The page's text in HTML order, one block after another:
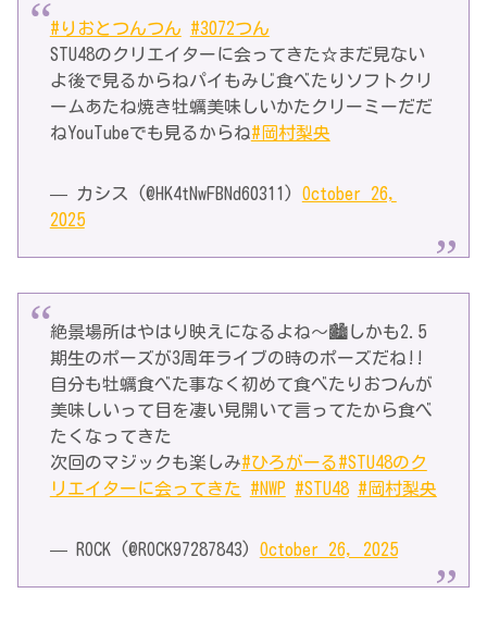
#りおとつんつん
#3072つん
STU48のクリエイターに会ってきた☆まだ見ない
よ後で見るからねパイもみじ食べたりソフトクリ
ームあたね焼き牡蠣美味しいかたクリーミーだだ
ねYouTubeでも見るからね#岡村梨央
— カシス (@HK4tNwFBNd60311) October 26,
2025
絶景場所はやはり映えになるよね〜🏙しかも2.5
期生のポーズが3周年ライブの時のポーズだね!!
自分も牡蠣食べた事なく初めて食べたりおつんが
美味しいって目を凄い見開いて言ってたから食べ
たくなってきた
次回のマジックも楽しみ#ひろがーる#STU48のク
リエイターに会ってきた
#NWP #STU48 #岡村梨央
— ROCK (@ROCK97287843) October 26, 2025